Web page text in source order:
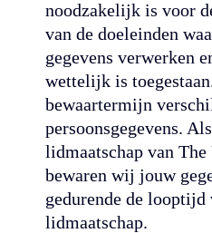
noodzakelijk is voor
van de doeleinden
gegevens verwerken
wettelijk is
bewaartermijn
persoonsgegevens.
lidmaatschap van
bewaren wij jouw
gedurende de looptijd
lidmaatschap.